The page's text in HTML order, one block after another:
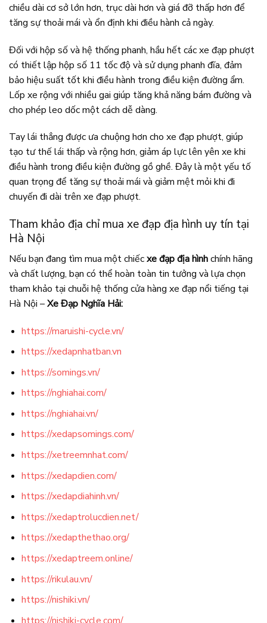
chiều dài cơ sở lớn hơn, trục dài hơn và giá đỡ thấp hơn để
tăng sự thoải mái và ổn định khi điều hành cả ngày.
Đối với hộp số và hệ thống phanh, hầu hết các xe đạp phượt
có thiết lập hộp số 11 tốc độ và sử dụng phanh đĩa, đảm
bảo hiệu suất tốt khi điều hành trong điều kiện đường ẩm.
Lốp xe rộng với nhiều gai giúp tăng khả năng bám đường và
cho phép leo dốc một cách dễ dàng.
Tay lái thẳng được ưa chuộng hơn cho xe đạp phượt, giúp
tạo tư thế lái thấp và rộng hơn, giảm áp lực lên yên xe khi
điều hành trong điều kiện đường gồ ghề. Đây là một yếu tố
quan trọng để tăng sự thoải mái và giảm mệt mỏi khi đi
chuyến đi dài trên xe đạp phượt.
Tham khảo địa chỉ mua xe đạp địa hình uy tín tại
Hà Nội
Nếu bạn đang tìm mua một chiếcxe đạp địa hìnhchính hãng
và chất lượng, bạn có thể hoàn toàn tin tưởng và lựa chọn
tham khảo tại chuỗi hệ thống cửa hàng xe đạp nổi tiếng tại
Hà Nội –Xe Đạp Nghĩa Hải:
https://maruishi-cycle.vn/
https://xedapnhatban.vn
https://somings.vn/
https://nghiahai.com/
https://nghiahai.vn/
https://xedapsomings.com/
https://xetreemnhat.com/
https://xedapdien.com/
https://xedapdiahinh.vn/
https://xedaptrolucdien.net/
https://xedapthethao.org/
https://xedaptreem.online/
https://rikulau.vn/
https://nishiki.vn/